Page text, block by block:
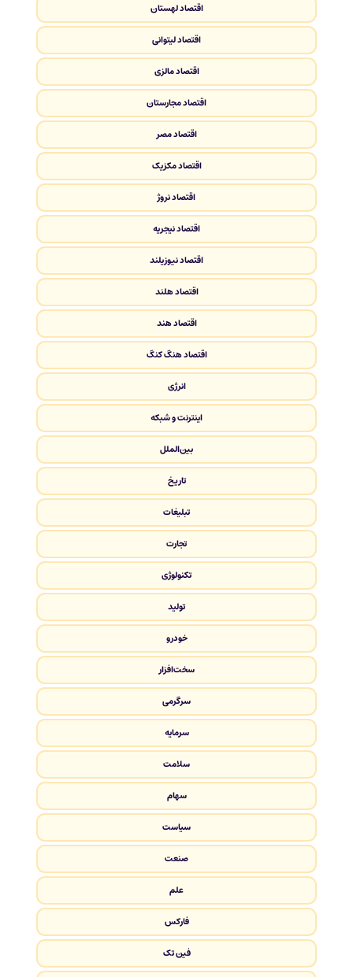
اقتصاد لهستان
اقتصاد لیتوانی
اقتصاد مالزی
اقتصاد مجارستان
اقتصاد مصر
اقتصاد مکزیک
اقتصاد نروژ
اقتصاد نیجریه
اقتصاد نیوزیلند
اقتصاد هلند
اقتصاد هند
اقتصاد هنگ کنگ
انرژی
اینترنت و شبکه
بین‌الملل
تاریخ
تبلیغات
تجارت
تکنولوژی
تولید
خودرو
سخت‌افزار
سرگرمی
سرمایه
سلامت
سهام
سیاست
صنعت
علم
فارکس
فین تک